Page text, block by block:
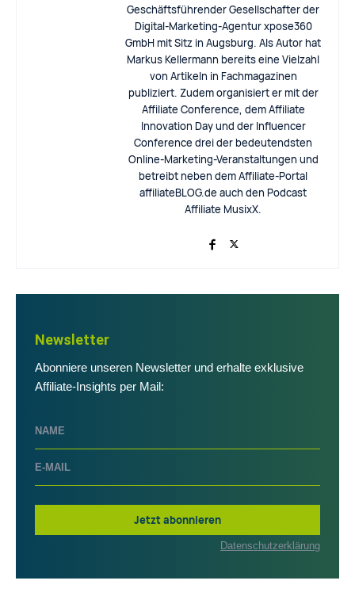
Geschäftsführender Gesellschafter der
Digital-Marketing-Agentur xpose360
GmbH mit Sitz in Augsburg. Als Autor hat
Markus Kellermann bereits eine Vielzahl
von Artikeln in Fachmagazinen
publiziert. Zudem organisiert er mit der
Affiliate Conference, dem Affiliate
Innovation Day und der Influencer
Conference drei der bedeutendsten
Online-Marketing-Veranstaltungen und
betreibt neben dem Affiliate-Portal
affiliateBLOG.de auch den Podcast
Affiliate MusixX.
Newsletter
Abonniere unseren Newsletter und erhalte exklusive
Affiliate-Insights per Mail:
Jetzt abonnieren
Datenschutzerklärung